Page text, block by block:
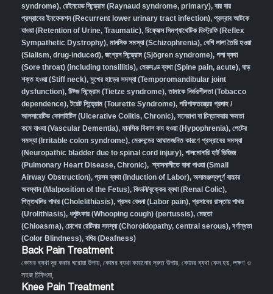
syndrome), রেইনয়েড সিন্ড্রোম (Raynaud syndrome, primary), বার বার
প্রস্রাবের ইনফেকশন (Recurrent lower urinary tract infection), প্রস্রাব আটকে
যাওয়া (Retention of Urine, Traumatic), রিফ্লেক্স সিমপ্যাথেটিক ডিস্ট্রফি (Reflex
Sympathetic Dystrophy), মানসিক সমস্যা (Schizophrenia), বেশি লালা তৈরি হওয়া
(Sialism, drug-induced), জগ্রেন সিন্ড্রোম (Sjögren syndrome), গলা ব্যথা
(Sore throat) (including tonsillitis), মেরুদণ্ড ব্যথা (Spine pain, acute), ঘাড়
শক্ত হওয়া (Stiff neck), মুখের হাড়ের সমস্যা (Temporomandibular joint
dysfunction), টিট্জ সিন্ড্রোম (Tietze syndrome),তামাকে নির্ভরশীলতা (Tobacco
dependence),টরেট সিন্ড্রোম (Tourette Syndrome), পরিপাকতন্ত্রের প্রদাহ /
আলসারেটিভ কোলাইটিস (Ulcerative Colitis, Chronic), মনেরাখা বা চিন্তাকরার ক্ষমতা
কমে যাওয়া (Vascular Dementia), মানসিক বিকাশ কম হওয়া (Hypophrenia), পেটের
সমস্যা (Irritable colon syndrome), মেরুদন্ডের আঘাতজনিত কারণে প্রস্রাবের সমস্যা
(Neuropathic bladder due to spinal cord injury), পালমোনারি হার্ট ডিজিজ
(Pulmonary Heart Disease, Chronic),শ্বাসনালীতে বাধা পাওয়া (Small
Airway Obstruction), প্রসব ব্যথা (Induction of Labor), অসামঞ্জস্যপূর্ণ বাচ্চার
অবস্থান (Malposition of the Fetus), কিডনি/বৃক্কের ব্যথা (Renal Colic),
পিত্তথলির পাথর (Cholelithiasis), প্রসব বেদনা (Labor pain), প্রসাবের রাস্তায় পাথর
(Urolithiasis), ধনুষ্টংকার (Whooping cough) (pertussis), মেছতা
(Chloasma), চোখের রেটিনার সমস্যা (Choroidopathy, central serous), বর্ণান্ধতা
(Color Blindness), বধির (Deafness)
Back Pain Treatment
কোমর ব্যথা দূর করার ঘরোয়া উপায়, কোমর ব্যথা কমানোর দ্রুত উপায়, কোমর ব্যথা কেন হয়, লক্ষণ ও
সহজ চিকিৎসা,
Knee Pain Treatment